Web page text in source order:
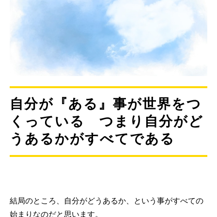
自分が『ある』事が世界をつ
くっている つまり自分がど
うあるかがすべてである
結局のところ、自分がどうあるか、という事がすべての
始まりなのだと思います。